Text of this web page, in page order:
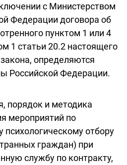
с Министерством
Федерации договора об
пунктом 1 или 4
1 статьи 20.2 настоящего
определяются
Российской Федерации.
порядок и методика
мероприятий по
психологическому отбору
граждан) при
службу по контракту,